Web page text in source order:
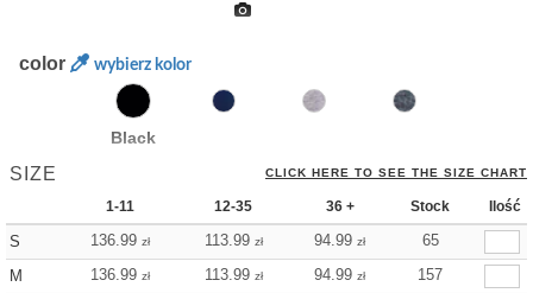
color wybierz kolor
Black
SIZE CLICK HERE TO SEE THE SIZE CHART
1-11 12-35 36 + Stock Ilość
S 136.99 zł 113.99 zł 94.99 zł
65
M
136.99 zł 113.99 zł 94.99 zł
157